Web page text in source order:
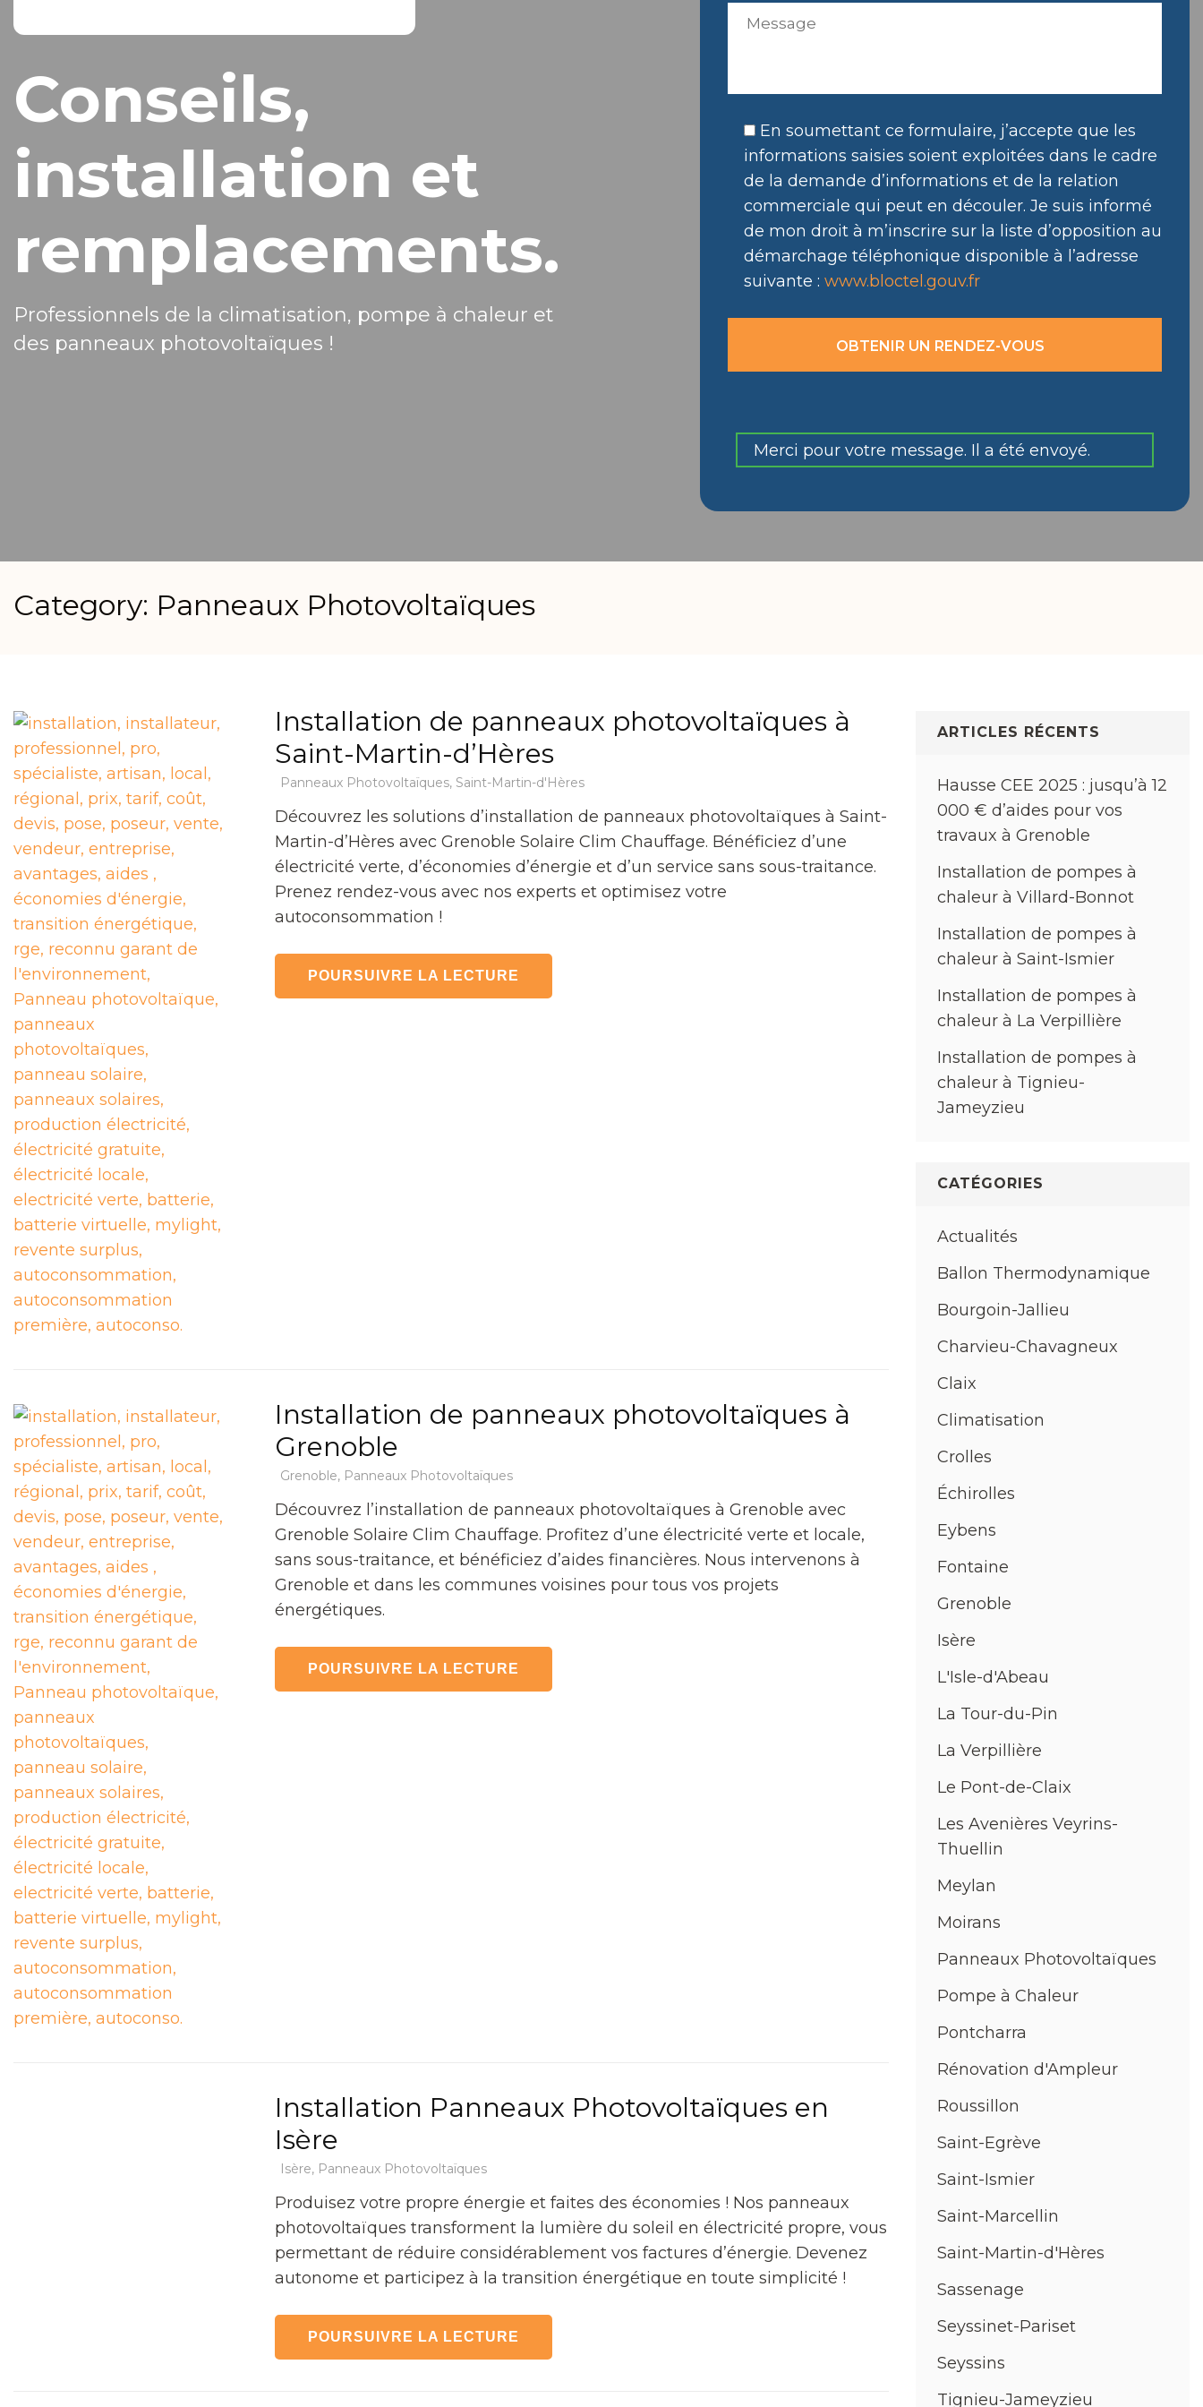
Conseils,
installation et
remplacements.
Professionnels de la climatisation, pompe à chaleur et
des panneaux photovoltaïques !
En soumettant ce formulaire, j’accepte que les
informations saisies soient exploitées dans le cadre
de la demande d’informations et de la relation
commerciale qui peut en découler. Je suis informé
de mon droit à m’inscrire sur la liste d’opposition au
démarchage téléphonique disponible à l’adresse
suivante : www.bloctel.gouv.fr
Merci pour votre message. Il a été envoyé.
Category: Panneaux Photovoltaïques
Installation de panneaux photovoltaïques à
Saint-Martin-d’Hères
Panneaux Photovoltaïques, Saint-Martin-d'Hères
Découvrez les solutions d’installation de panneaux photovoltaïques à Saint-
Martin-d’Hères avec Grenoble Solaire Clim Chauffage. Bénéficiez d’une
électricité verte, d’économies d’énergie et d’un service sans sous-traitance.
Prenez rendez-vous avec nos experts et optimisez votre
autoconsommation !
POURSUIVRE LA LECTURE
Installation de panneaux photovoltaïques à
Grenoble
Grenoble, Panneaux Photovoltaïques
Découvrez l’installation de panneaux photovoltaïques à Grenoble avec
Grenoble Solaire Clim Chauffage. Profitez d’une électricité verte et locale,
sans sous-traitance, et bénéficiez d’aides financières. Nous intervenons à
Grenoble et dans les communes voisines pour tous vos projets
énergétiques.
POURSUIVRE LA LECTURE
Installation Panneaux Photovoltaïques en
Isère
Isère, Panneaux Photovoltaïques
Produisez votre propre énergie et faites des économies ! Nos panneaux
photovoltaïques transforment la lumière du soleil en électricité propre, vous
permettant de réduire considérablement vos factures d’énergie. Devenez
autonome et participez à la transition énergétique en toute simplicité !
POURSUIVRE LA LECTURE
ARTICLES RÉCENTS
Hausse CEE 2025 : jusqu’à 12
000 € d’aides pour vos
travaux à Grenoble
Installation de pompes à
chaleur à Villard-Bonnot
Installation de pompes à
chaleur à Saint-Ismier
Installation de pompes à
chaleur à La Verpillière
Installation de pompes à
chaleur à Tignieu-
Jameyzieu
CATÉGORIES
Actualités
Ballon Thermodynamique
Bourgoin-Jallieu
Charvieu-Chavagneux
Claix
Climatisation
Crolles
Échirolles
Eybens
Fontaine
Grenoble
Isère
L'Isle-d'Abeau
La Tour-du-Pin
La Verpillière
Le Pont-de-Claix
Les Avenières Veyrins-
Thuellin
Meylan
Moirans
Panneaux Photovoltaïques
Pompe à Chaleur
Pontcharra
Rénovation d'Ampleur
Roussillon
Saint-Egrève
Saint-Ismier
Saint-Marcellin
Saint-Martin-d'Hères
Sassenage
Seyssinet-Pariset
Seyssins
Tignieu-Jameyzieu